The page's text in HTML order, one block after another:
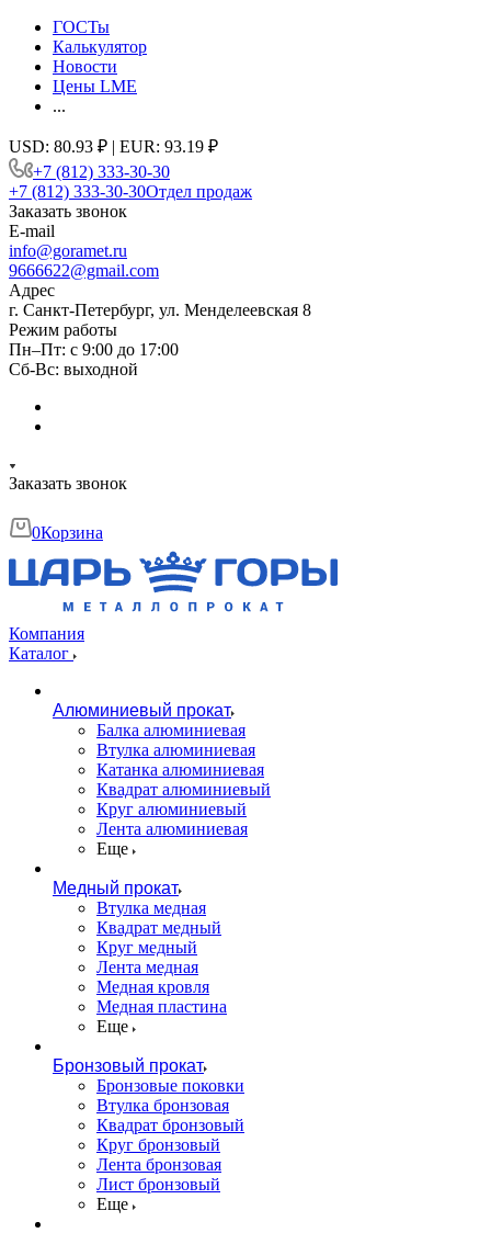
ГОСТы
Калькулятор
Новости
Цены LME
...
USD: 80.93 ₽ | EUR: 93.19 ₽
+7 (812) 333-30-30
+7 (812) 333-30-30Отдел продаж
Заказать звонок
E-mail
info@goramet.ru
9666622@gmail.com
Адрес
г. Санкт-Петербург, ул. Менделеевская 8
Режим работы
Пн–Пт: с 9:00 до 17:00
Сб-Вс: выходной
Заказать звонок
0Корзина
Компания
Каталог
Алюминиевый прокат
Балка алюминиевая
Втулка алюминиевая
Катанка алюминиевая
Квадрат алюминиевый
Круг алюминиевый
Лента алюминиевая
Еще
Медный прокат
Втулка медная
Квадрат медный
Круг медный
Лента медная
Медная кровля
Медная пластина
Еще
Бронзовый прокат
Бронзовые поковки
Втулка бронзовая
Квадрат бронзовый
Круг бронзовый
Лента бронзовая
Лист бронзовый
Еще